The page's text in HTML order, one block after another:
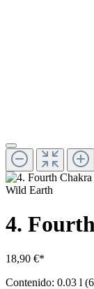
Wild Earth
4.
18,90 €*
Contenido: 0.03 l